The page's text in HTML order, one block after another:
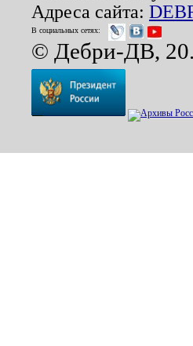
Адреса сайта:
В социальных сетях:
© Дебри-ДВ,